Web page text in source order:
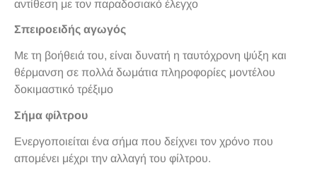
αντίθεση με τον παραδοσιακό έλεγχο
Σπειροειδής αγωγός
Με τη βοήθειά του, είναι δυνατή η ταυτόχρονη ψύξη και
θέρμανση σε πολλά δωμάτια πληροφορίες μοντέλου
δοκιμαστικό τρέξιμο
Σήμα φίλτρου
Ενεργοποιείται ένα σήμα που δείχνει τον χρόνο που
απομένει μέχρι την αλλαγή του φίλτρου.